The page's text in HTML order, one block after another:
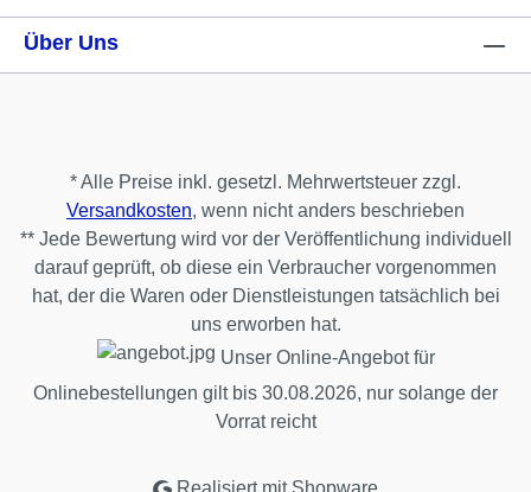
Über Uns
* Alle Preise inkl. gesetzl. Mehrwertsteuer zzgl.
Versandkosten, wenn nicht anders beschrieben
** Jede Bewertung wird vor der Veröffentlichung individuell
darauf geprüft, ob diese ein Verbraucher vorgenommen
hat, der die Waren oder Dienstleistungen tatsächlich bei
uns erworben hat.
Unser Online-Angebot für
Onlinebestellungen gilt bis 30.08.2026, nur solange der
Vorrat reicht
Realisiert mit Shopware